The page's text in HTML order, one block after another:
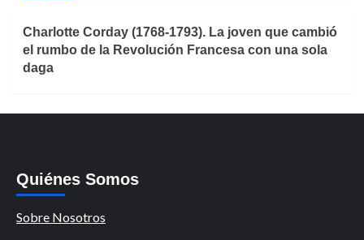
Charlotte Corday (1768-1793). La joven que cambió
el rumbo de la Revolución Francesa con una sola
daga
Quiénes Somos
Sobre Nosotros